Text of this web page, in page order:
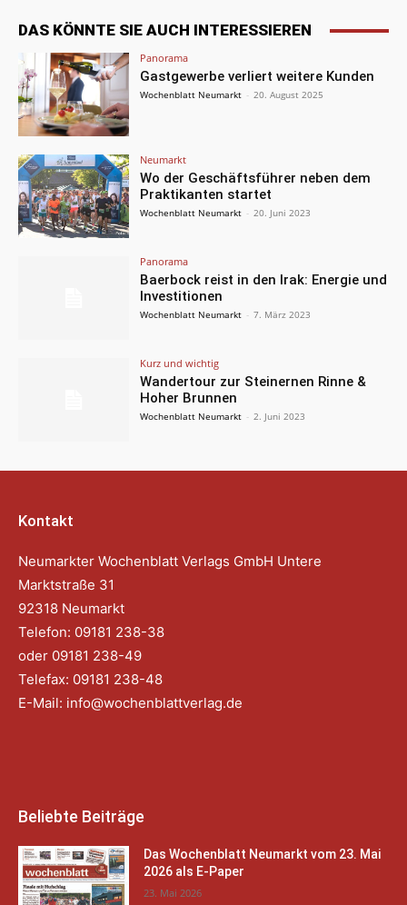
DAS KÖNNTE SIE AUCH INTERESSIEREN
Panorama
Gastgewerbe verliert weitere Kunden
Wochenblatt Neumarkt - 20. August 2025
Neumarkt
Wo der Geschäftsführer neben dem
Praktikanten startet
Wochenblatt Neumarkt - 20. Juni 2023
Panorama
Baerbock reist in den Irak: Energie und
Investitionen
Wochenblatt Neumarkt - 7. März 2023
Kurz und wichtig
Wandertour zur Steinernen Rinne &
Hoher Brunnen
Wochenblatt Neumarkt - 2. Juni 2023
Kontakt
Neumarkter Wochenblatt Verlags GmbH Untere
Marktstraße 31
92318 Neumarkt
Telefon: 09181 238-38
oder 09181 238-49
Telefax: 09181 238-48
E-Mail: info@wochenblattverlag.de
Beliebte Beiträge
Das Wochenblatt Neumarkt vom 23. Mai
2026 als E-Paper
23. Mai 2026